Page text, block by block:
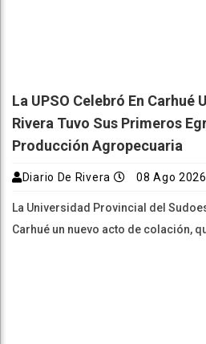
La UPSO Celebró En Carhué
Rivera Tuvo Sus Primeros
Producción Agropecuaria
Diario De Rivera 08 Ago 2026
La Universidad Provincial del
Carhué un nuevo acto de colación,